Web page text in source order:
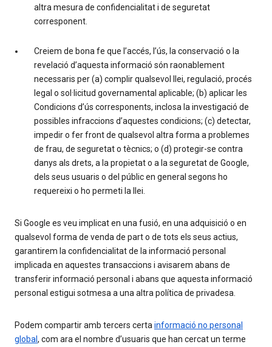
altra mesura de confidencialitat i de seguretat
corresponent.
Creiem de bona fe que l’accés, l’ús, la conservació o la
revelació d’aquesta informació són raonablement
necessaris per (a) complir qualsevol llei, regulació, procés
legal o sol·licitud governamental aplicable; (b) aplicar les
Condicions d’ús corresponents, inclosa la investigació de
possibles infraccions d’aquestes condicions; (c) detectar,
impedir o fer front de qualsevol altra forma a problemes
de frau, de seguretat o tècnics; o (d) protegir-se contra
danys als drets, a la propietat o a la seguretat de Google,
dels seus usuaris o del públic en general segons ho
requereixi o ho permeti la llei.
Si Google es veu implicat en una fusió, en una adquisició o en
qualsevol forma de venda de part o de tots els seus actius,
garantirem la confidencialitat de la informació personal
implicada en aquestes transaccions i avisarem abans de
transferir informació personal i abans que aquesta informació
personal estigui sotmesa a una altra política de privadesa.
Podem compartir amb tercers certa informació no personal
global , com ara el nombre d’usuaris que han cercat un terme